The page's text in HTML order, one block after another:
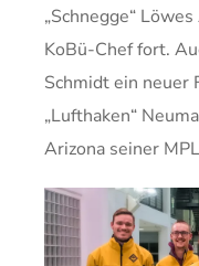
„Schnegge“
KoBü-Chef fort.
Schmidt ein neuer
„Lufthaken“
Arizona seiner